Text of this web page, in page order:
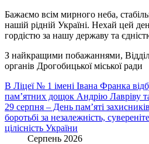
Бажаємо всім мирного неба,
нашій рідній Україні. Нехай цей
гордістю за нашу державу та
З найкращими побажаннями,
органів Дрогобицької міської ради
Навігація
записів
В Ліцеї № 1 імені Івана Франка
пам’ятних дощок Андрію Лавріву
29 серпня – День пам’яті
боротьбі за незалежність,
цілісність України
Серпень 2026